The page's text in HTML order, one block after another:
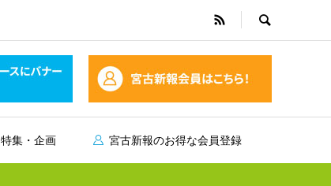
特集・企画 宮古新報のお得な会員登録